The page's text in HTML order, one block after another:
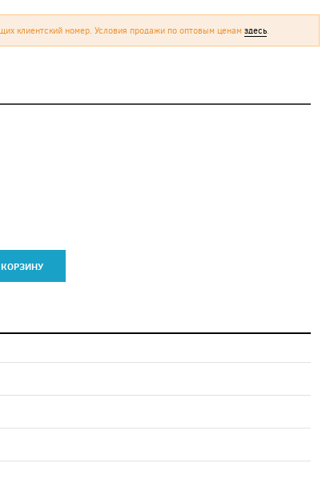
клиентский номер. Условия продажи по оптовым ценам здесь.